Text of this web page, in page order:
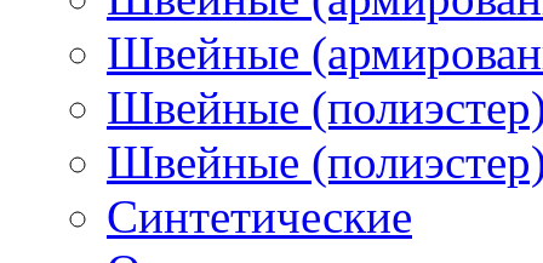
Швейные
Швейные
Швейные
Синтетические